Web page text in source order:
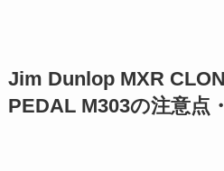
Jim Dunlop MXR
PEDAL M303の注意点